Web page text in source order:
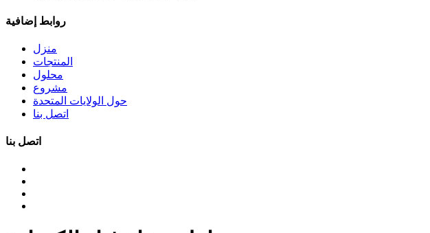
روابط إضافية
منزل
المنتجات
محلول
مشروع
حول الولايات المتحدة
اتصل بنا
اتصل بنا